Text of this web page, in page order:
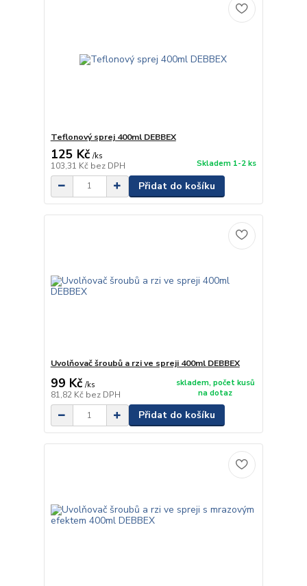
Teflonový sprej 400ml DEBBEX
125 Kč /ks
103,31 Kč bez DPH Skladem 1-2 ks
Přidat do košíku
Uvolňovač šroubů a rzi ve spreji 400ml DEBBEX
99 Kč /ks
81,82 Kč bez DPH
skladem, počet kusů
na dotaz
Přidat do košíku